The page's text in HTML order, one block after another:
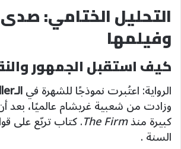
التحليل الختامي: صدى
وفيلمها
كيف استقبل الجمهور
الرواية: اعتُبرت نموذجًا للشهرة فيالـlegal thriller
وزادت من شعبية غريشام عالميًا،
كبيرة منذThe Firm. كتاب تربّع على
السنة .